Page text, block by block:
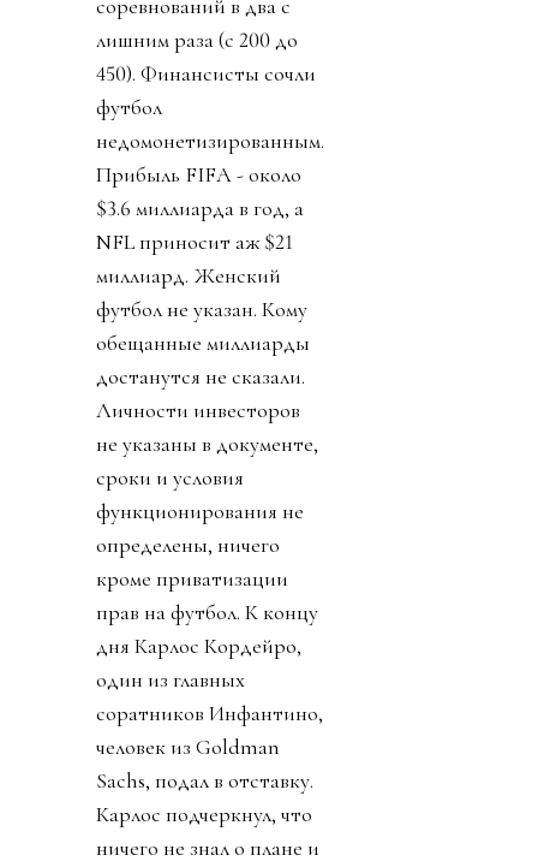
соревнований в два с
лишним раза (с 200 до
450). Финансисты сочли
футбол
недомонетизированным.
Прибыль FIFA - около
$3.6 миллиарда в год, а
NFL приносит аж $21
миллиард. Женский
футбол не указан. Кому
обещанные миллиарды
достанутся не сказали.
Личности инвесторов
не указаны в документе,
сроки и условия
функционирования не
определены, ничего
кроме приватизации
прав на футбол. К концу
дня Карлос Кордейро,
один из главных
соратников Инфантино,
человек из Goldman
Sachs, подал в отставку.
Карлос подчеркнул, что
ничего не знал о плане и